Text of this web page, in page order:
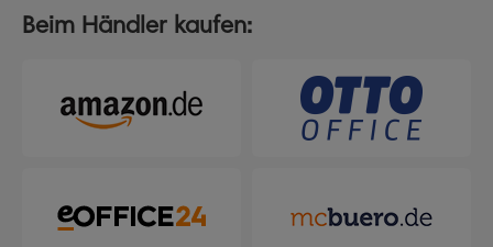
doppelseitige, tragbare Whiteboards oder
Projektpläne und Ideen. Die Tafeln haben ein
modernes und innovatives Design mit
abgerundeten Ecken mit einer rutschfesten
Boardmarker, ein Mikrofaser-Reinigungstuch und
zwei integrierte, herausnehmbare Stiftablagen.
Beim Händler kaufen: